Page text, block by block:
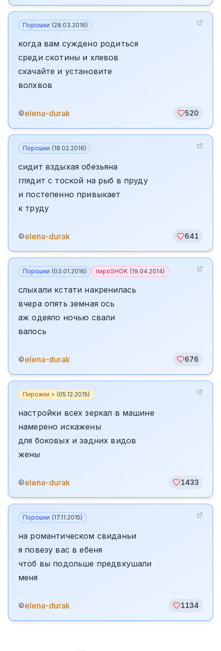
Порошки (28.03.2016)
когда вам суждено родиться
среди скотины и хлевов
скачайте и установите
волхвов
©elena-durak 520
Порошки (18.02.2016)
сидит вздыхая обезьяна
глядит с тоской на рыб в пруду
и постепенно привыкает
к труду
©elena-durak 641
Порошки (03.01.2016) пироSHOK (19.04.2014)
слыхали кстати накренилась
вчера опять земная ось
аж одеяло ночью свали
валось
©elena-durak 676
Пирожки + (05.12.2015)
настройки всех зеркал в машине
намерено искажены
для боковых и задних видов
жены
©elena-durak 1433
Порошки (17.11.2015)
на романтическом свиданьи
я повезу вас в ебеня
чтоб вы подольше предвкушали
меня
©elena-durak 1134